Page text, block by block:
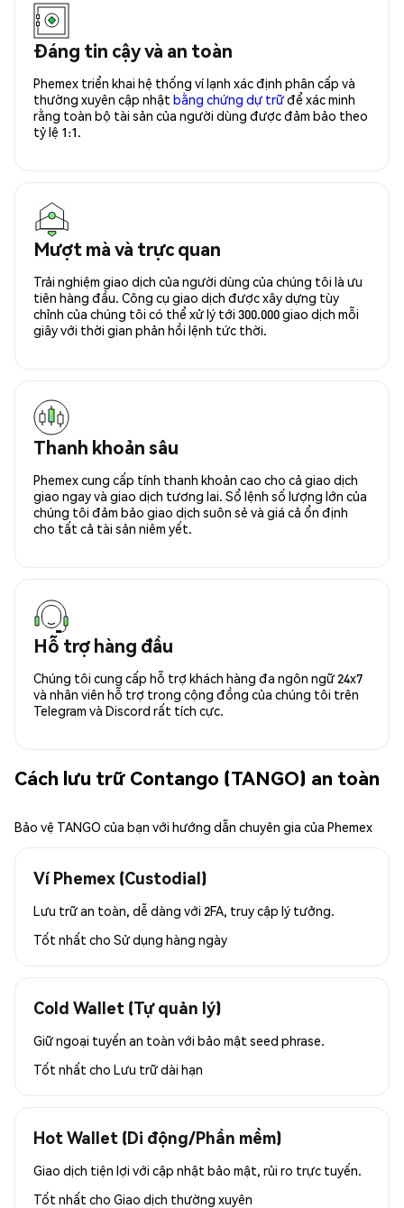
Đáng tin cậy và an toàn
Phemex triển khai hệ thống ví lạnh xác định phân cấp và
thường xuyên cập nhật bằng chứng dự trữđể xác minh
rằng toàn bộ tài sản của người dùng được đảm bảo theo
tỷ lệ 1:1.
Mượt mà và trực quan
Trải nghiệm giao dịch của người dùng của chúng tôi là ưu
tiên hàng đầu. Công cụ giao dịch được xây dựng tùy
chỉnh của chúng tôi có thể xử lý tới 300.000 giao dịch mỗi
giây với thời gian phản hồi lệnh tức thời.
Thanh khoản sâu
Phemex cung cấp tính thanh khoản cao cho cả giao dịch
giao ngay và giao dịch tương lai. Sổ lệnh số lượng lớn của
chúng tôi đảm bảo giao dịch suôn sẻ và giá cả ổn định
cho tất cả tài sản niêm yết.
Hỗ trợ hàng đầu
Chúng tôi cung cấp hỗ trợ khách hàng đa ngôn ngữ 24x7
và nhân viên hỗ trợ trong cộng đồng của chúng tôi trên
Telegram và Discord rất tích cực.
Cách lưu trữ Contango (TANGO) an toàn
Bảo vệ TANGO của bạn với hướng dẫn chuyên gia của Phemex
Ví Phemex (Custodial)
Lưu trữ an toàn, dễ dàng với 2FA, truy cập lý tưởng.
Tốt nhất cho Sử dụng hàng ngày
Cold Wallet (Tự quản lý)
Giữ ngoại tuyến an toàn với bảo mật seed phrase.
Tốt nhất cho Lưu trữ dài hạn
Hot Wallet (Di động/Phần mềm)
Giao dịch tiện lợi với cập nhật bảo mật, rủi ro trực tuyến.
Tốt nhất cho Giao dịch thường xuyên